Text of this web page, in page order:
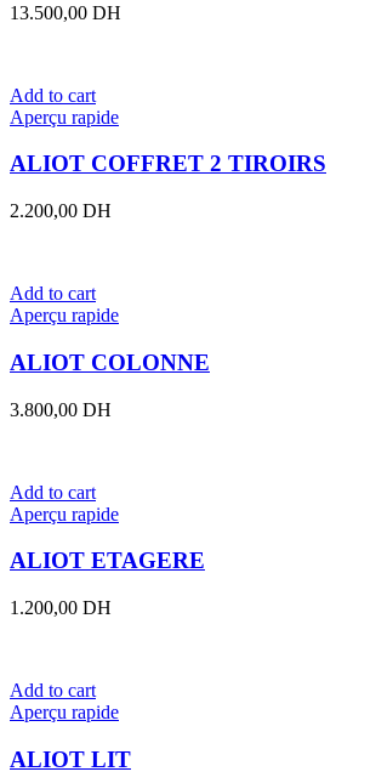
13.500,00 DH
Add to cart
Aperçu rapide
ALIOT COFFRET 2 TIROIRS
2.200,00 DH
Add to cart
Aperçu rapide
ALIOT COLONNE
3.800,00 DH
Add to cart
Aperçu rapide
ALIOT ETAGERE
1.200,00 DH
Add to cart
Aperçu rapide
ALIOT LIT